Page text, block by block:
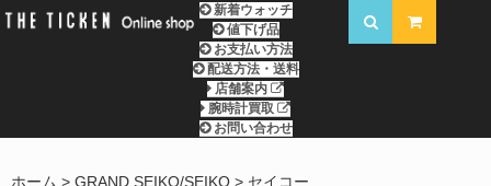
新着ウォッチ
値下げ品
お支払い方法
配送方法・送料
店舗案内
腕時計買取
お問い合わせ
ホーム GRAND SEIKO/SEIKO セイコー